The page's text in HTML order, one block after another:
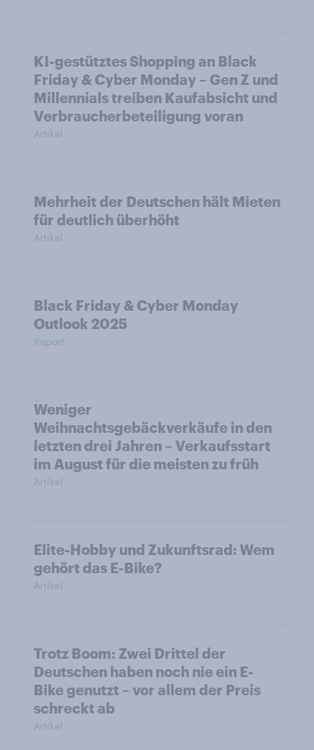
KI-gestütztes Shopping an Black
Friday & Cyber Monday – Gen Z und
Millennials treiben Kaufabsicht und
Verbraucherbeteiligung voran
Artikel
Mehrheit der Deutschen hält Mieten
für deutlich überhöht
Artikel
Black Friday & Cyber Monday
Outlook 2025
Report
Weniger
Weihnachtsgebäckverkäufe in den
letzten drei Jahren – Verkaufsstart
im August für die meisten zu früh
Artikel
Elite-Hobby und Zukunftsrad: Wem
gehört das E-Bike?
Artikel
Trotz Boom: Zwei Drittel der
Deutschen haben noch nie ein E-
Bike genutzt – vor allem der Preis
schreckt ab
Artikel